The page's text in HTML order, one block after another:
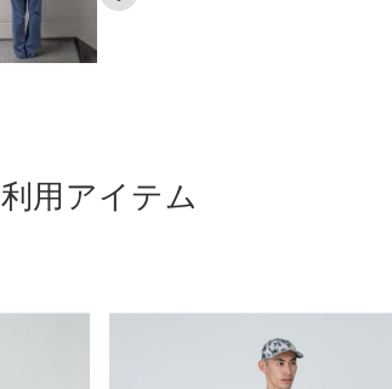
利用アイテム